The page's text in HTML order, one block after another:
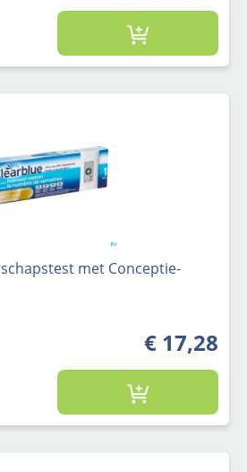
met Conceptie-
€ 17,28